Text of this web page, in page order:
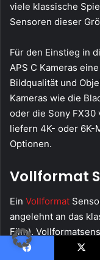
viele klassische
Sensoren dieser
Für den Einstieg in
APS C Kameras
Bildqualität und
Kameras wie die
oder die Sony FX30
liefern 4K- oder 6K-
Optionen.
Vollformat
Ein Vollformat
angelehnt an das
Film).
bilden den